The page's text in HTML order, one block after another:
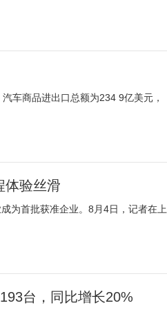
车商品进出口总额为234 9亿美元，
体验丝滑
为首批获准企业。8月4日，记者在上
台，同比增长20%